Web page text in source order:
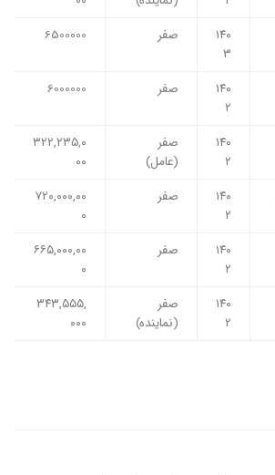
۱۴۰
۳
صفر 6500000
۱۴۰
۲
صفر 6000000
۱۴۰
۲
صفر
(عامل)
۳۲۲,۲۳۵,۰
۰۰
۱۴۰
۲
صفر
۷۲۰,۰۰۰,۰۰
۰
۱۴۰
۲
صفر
۶۶۵,۰۰۰,۰۰
۰
۱۴۰
۲
صفر
(نماینده)
۳۴۳,۵۵۵,
۰۰۰